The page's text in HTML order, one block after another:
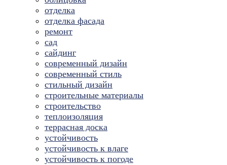
отделка
отделка фасада
ремонт
сад
сайдинг
современный дизайн
современный стиль
стильный дизайн
строительные материалы
строительство
теплоизоляция
террасная доска
устойчивость
устойчивость к влаге
устойчивость к погоде